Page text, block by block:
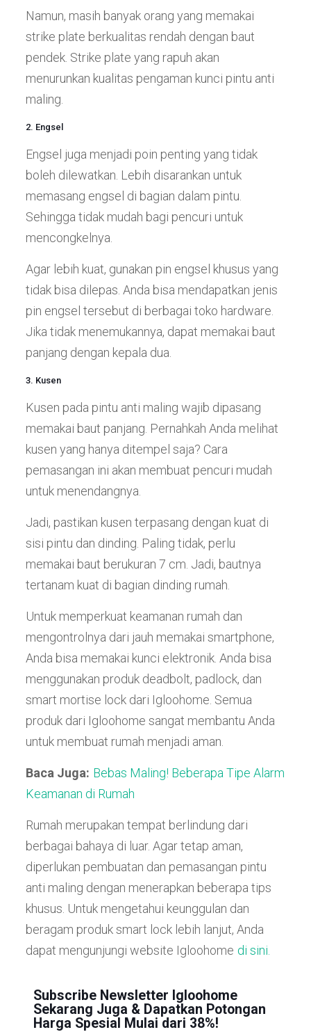
Namun, masih banyak orang yang memakai
strike plate berkualitas rendah dengan baut
pendek. Strike plate yang rapuh akan
menurunkan kualitas pengaman kunci pintu anti
maling.
2. Engsel
Engsel juga menjadi poin penting yang tidak
boleh dilewatkan. Lebih disarankan untuk
memasang engsel di bagian dalam pintu.
Sehingga tidak mudah bagi pencuri untuk
mencongkelnya.
Agar lebih kuat, gunakan pin engsel khusus yang
tidak bisa dilepas. Anda bisa mendapatkan jenis
pin engsel tersebut di berbagai toko hardware.
Jika tidak menemukannya, dapat memakai baut
panjang dengan kepala dua.
3. Kusen
Kusen pada pintu anti maling wajib dipasang
memakai baut panjang. Pernahkah Anda melihat
kusen yang hanya ditempel saja? Cara
pemasangan ini akan membuat pencuri mudah
untuk menendangnya.
Jadi, pastikan kusen terpasang dengan kuat di
sisi pintu dan dinding. Paling tidak, perlu
memakai baut berukuran 7 cm. Jadi, bautnya
tertanam kuat di bagian dinding rumah.
Untuk memperkuat keamanan rumah dan
mengontrolnya dari jauh memakai smartphone,
Anda bisa memakai kunci elektronik. Anda bisa
menggunakan produk deadbolt, padlock, dan
smart mortise lock dari Igloohome. Semua
produk dari Igloohome sangat membantu Anda
untuk membuat rumah menjadi aman.
Baca Juga: Bebas Maling! Beberapa Tipe Alarm
Keamanan di Rumah
Rumah merupakan tempat berlindung dari
berbagai bahaya di luar. Agar tetap aman,
diperlukan pembuatan dan pemasangan pintu
anti maling dengan menerapkan beberapa tips
khusus. Untuk mengetahui keunggulan dan
beragam produk smart lock lebih lanjut, Anda
dapat mengunjungi website Igloohome di sini.
Subscribe Newsletter Igloohome
Sekarang Juga & Dapatkan Potongan
Harga Spesial Mulai dari 38%!